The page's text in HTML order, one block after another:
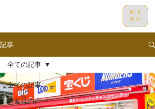
ME
NU
記事
全ての記事
お客様の声
全ての記事